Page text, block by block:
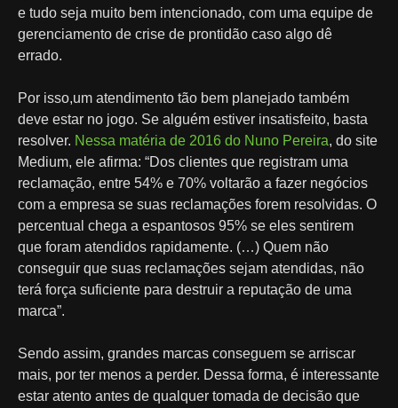
e tudo seja muito bem intencionado, com uma equipe de
gerenciamento de crise de prontidão caso algo dê
errado.
Por isso,um atendimento tão bem planejado também
deve estar no jogo. Se alguém estiver insatisfeito, basta
resolver. Nessa matéria de 2016 do Nuno Pereira, do site
Medium, ele afirma: “Dos clientes que registram uma
reclamação, entre 54% e 70% voltarão a fazer negócios
com a empresa se suas reclamações forem resolvidas. O
percentual chega a espantosos 95% se eles sentirem
que foram atendidos rapidamente. (…) Quem não
conseguir que suas reclamações sejam atendidas, não
terá força suficiente para destruir a reputação de uma
marca”.
Sendo assim, grandes marcas conseguem se arriscar
mais, por ter menos a perder. Dessa forma, é interessante
estar atento antes de qualquer tomada de decisão que